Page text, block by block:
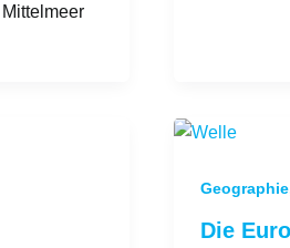
Geographie
Die